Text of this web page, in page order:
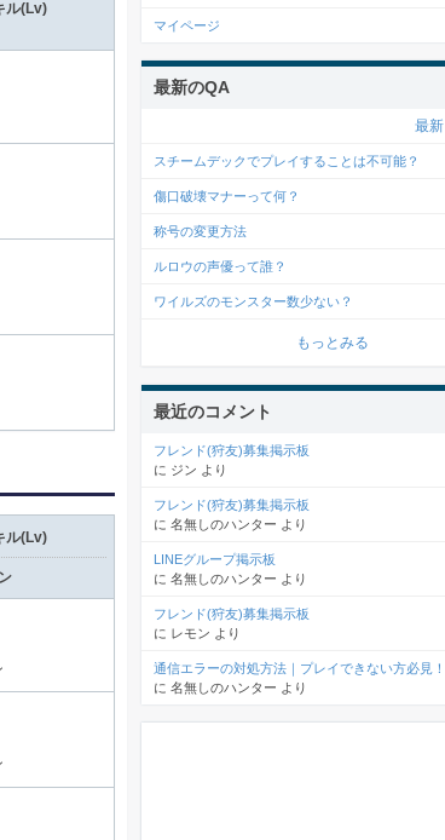
ル(Lv)
ル(Lv)
マイページ
最新のQA
最新
スチームデックでプレイすることは不可能？
傷口破壊マナーって何？
称号の変更方法
ルロウの声優って誰？
ワイルズのモンスター数少ない？
もっとみる
最近のコメント
フレンド(狩友)募集掲示板
に ジン より
フレンド(狩友)募集掲示板
に 名無しのハンター より
LINEグループ掲示板
に 名無しのハンター より
フレンド(狩友)募集掲示板
に レモン より
通信エラーの対処方法｜プレイできない方必見！
に 名無しのハンター より